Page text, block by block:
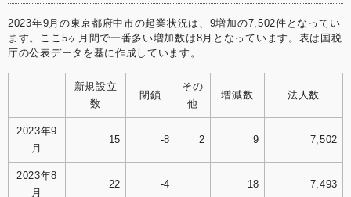
2023年9月の東京都府中市の起業状況は、9増加の7,502件となってい
ます。ここ5ヶ月間で一番多い増加数は8月となっています。表は国税
庁の公表データを基に作成しています。
新規設立
数
閉鎖
その
他
増減数 法人数
2023年9
月
15 -8 2 9 7,502
2023年8
月
22 -4 18 7,493